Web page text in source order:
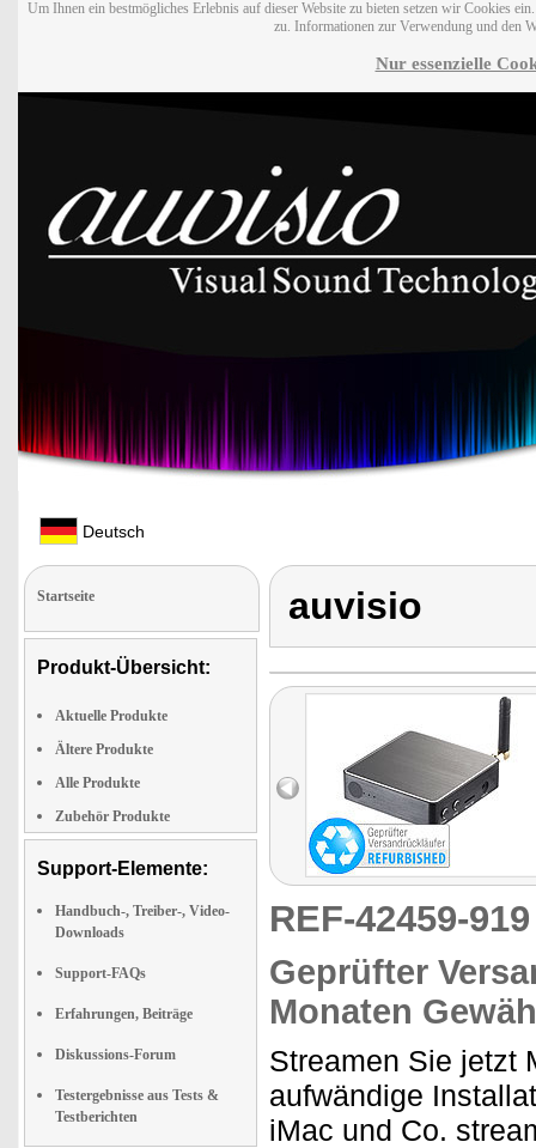
Um Ihnen ein bestmögliches Erlebnis auf dieser Website zu bieten setzen wir Cookies
zu. Informationen zur Verwendung und den
Nur essenzielle
Deutsch
Startseite
Produkt-Übersicht:
Aktuelle Produkte
Ältere Produkte
Alle Produkte
Zubehör Produkte
Support-Elemente:
Handbuch-, Treiber-, Video-
Downloads
Support-FAQs
Erfahrungen, Beiträge
Diskussions-Forum
Testergebnisse aus Tests &
Testberichten
auvisio
REF-42459-
Geprüfter
Monaten
Streamen Sie jetzt
aufwändige
iMac und Co.